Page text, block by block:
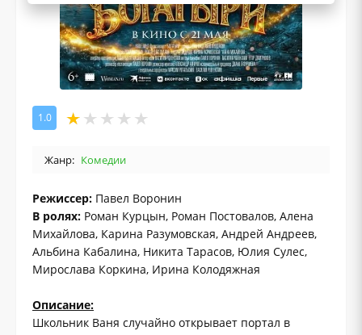
1.0
Жанр: Комедии
Режиссер: Павел Воронин
В ролях: Роман Курцын, Роман Постовалов, Алена
Михайлова, Карина Разумовская, Андрей Андреев,
Альбина Кабалина, Никита Тарасов, Юлия Сулес,
Мирослава Коркина, Ирина Колодяжная
Описание:
Школьник Ваня случайно открывает портал в